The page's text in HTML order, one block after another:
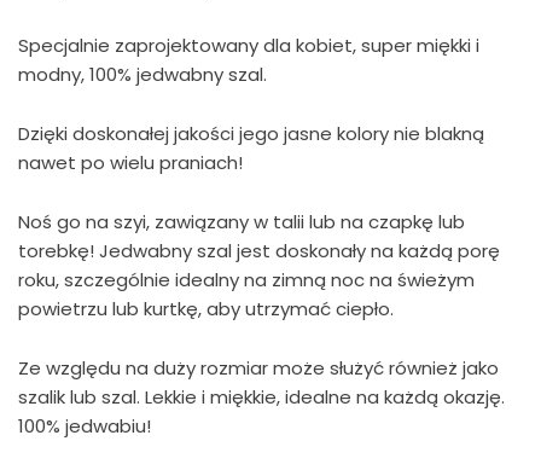
Specjalnie zaprojektowany dla kobiet, super miękki i
modny, 100% jedwabny szal.
Dzięki doskonałej jakości jego jasne kolory nie blakną
nawet po wielu praniach!
Noś go na szyi, zawiązany w talii lub na czapkę lub
torebkę! Jedwabny szal jest doskonały na każdą porę
roku, szczególnie idealny na zimną noc na świeżym
powietrzu lub kurtkę, aby utrzymać ciepło.
Ze względu na duży rozmiar może służyć również jako
szalik lub szal. Lekkie i miękkie, idealne na każdą okazję.
100% jedwabiu!